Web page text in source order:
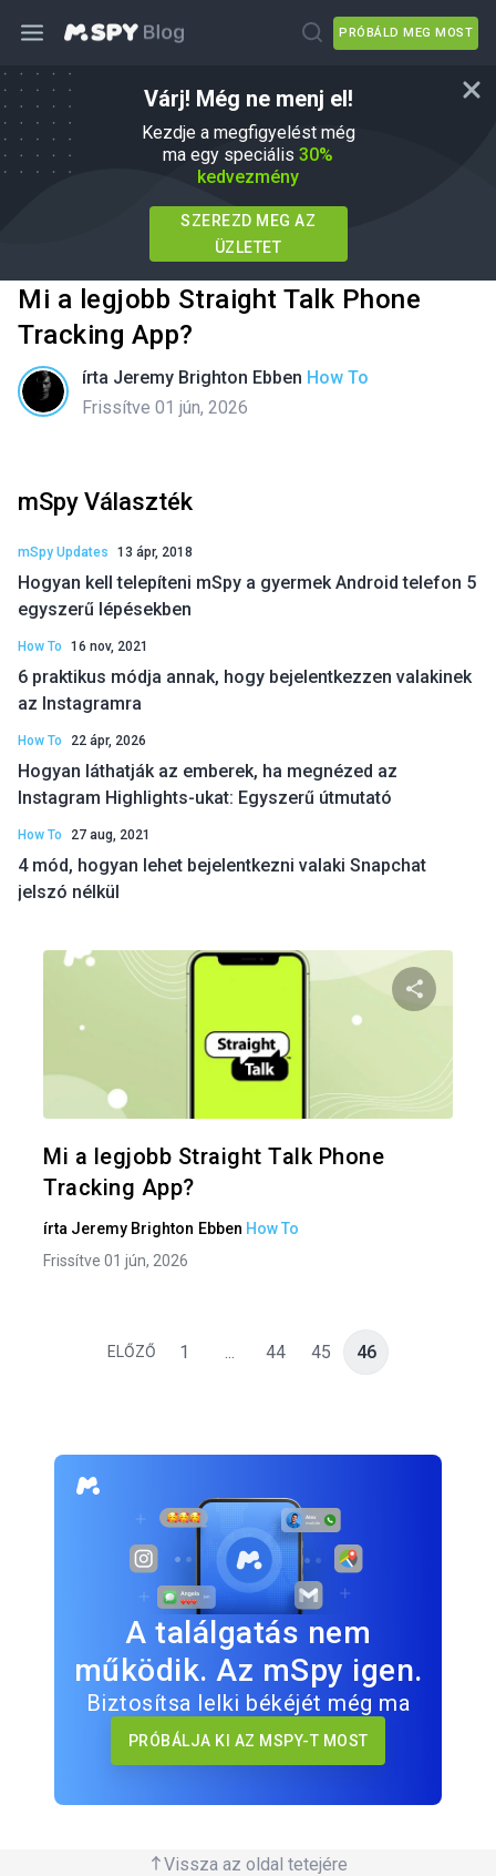
PRÓBÁLD MEG MOST
Várj! Még ne menj el!
Kezdje a megfigyelést még
ma egy speciális 30%
kedvezmény
SZEREZD MEG AZ
ÜZLETET
Mi a legjobb Straight Talk Phone
Tracking App?
írta Jeremy Brighton Ebben How To
Frissítve 01 jún, 2026
mSpy Választék
mSpy Updates 13 ápr, 2018
Hogyan kell telepíteni mSpy a gyermek Android telefon 5
egyszerű lépésekben
How To 16 nov, 2021
6 praktikus módja annak, hogy bejelentkezzen valakinek
az Instagramra
How To 22 ápr, 2026
Hogyan láthatják az emberek, ha megnézed az
Instagram Highlights-ukat: Egyszerű útmutató
How To 27 aug, 2021
4 mód, hogyan lehet bejelentkezni valaki Snapchat
jelszó nélkül
Mi a legjobb Straight Talk Phone
Tracking App?
írta Jeremy Brighton Ebben How To
Frissítve 01 jún, 2026
ELŐZŐ 1 ... 44 45 46
A találgatás nem
működik. Az mSpy igen.
Biztosítsa lelki békéjét még ma
PRÓBÁLJA KI AZ MSPY-T MOST
Vissza az oldal tetejére